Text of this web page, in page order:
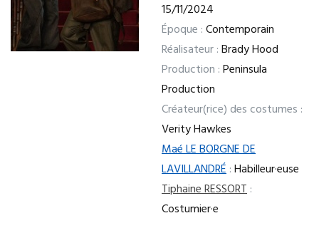
15/11/2024
Époque :Contemporain
Réalisateur :Brady Hood
Production :Peninsula
Production
Créateur(rice) des costumes :
Verity Hawkes
Maé LE BORGNE DE
LAVILLANDRÉ:Habilleur·euse
Tiphaine RESSORT:
Costumier·e